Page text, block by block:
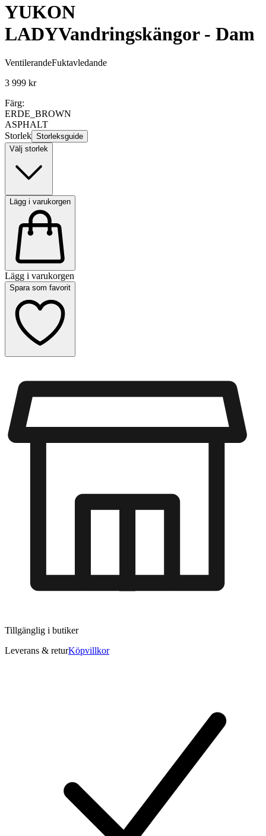
YUKON
LADYVandringskängor - Dam
VentilerandeFuktavledande
3 999 kr
Färg:
ERDE_BROWN
ASPHALT
Storlek Storleksguide
Välj storlek
Lägg i varukorgen
Lägg i varukorgen
Spara som favorit
Tillgänglig i butiker
Leverans & returKöpvillkor